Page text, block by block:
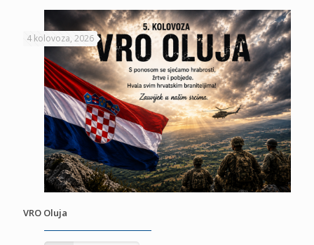
4 kolovoza, 2026
VRO Oluja